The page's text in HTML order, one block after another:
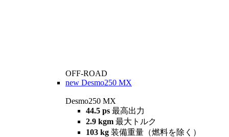
OFF-ROAD
new Desmo250 MX
Desmo250 MX
44.5 ps 最高出力
2.9 kgm 最大トルク
103 kg 装備重量（燃料を除く）